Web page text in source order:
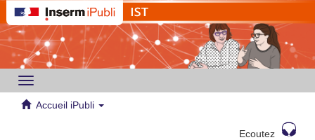
Toggle
navigation
Accueil iPubli
Ecoutez